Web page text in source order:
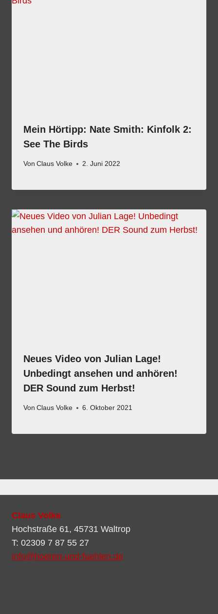
Mein Hörtipp: Nate Smith: Kinfolk 2:
See The Birds
Von Claus Volke 2. Juni 2022
Neues Video von Julian Lage!
Unbedingt ansehen und anhören!
DER Sound zum Herbst!
Von Claus Volke 6. Oktober 2021
Claus Volke
Hochstraße 61, 45731 Waltrop
T: 02309 7 87 55 27
info@hoeren-und-fuehlen.de